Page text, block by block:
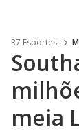
R7 Esportes
meia